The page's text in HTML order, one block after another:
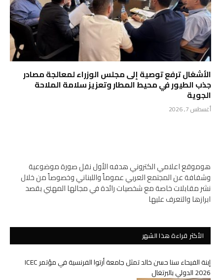
الأشغال ترفع توصية إلى مجلس الوزراء لمعالجة مصادر
جذب الطيور في محيط المطار وتعزيز سلامة الملاحة
الجوية
أغسطس 7, 2026
هوموقع اعلامي الكتروني هدفه الأول نقل صورة موضوعية
وشفافة عن المجتمع العربي عموماً واللبناني وخصوصاً من خلال
نشر مقابلات خاصة مع شخصيات رائدة في مجالها المهني بقصد
ابرازها والتعرف عليها
الأكثر قراءة هذا الشهر
إبنة الفيحاء سنا حسن خالد تمثل جامعة أرتوا الفرنسية في مؤتمر ICEC
2026 الدولي بالبرتغال